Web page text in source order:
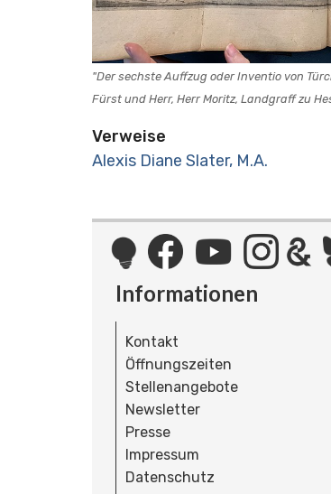
"Der sechste Auffzug oder Inventio von
Fürst und Herr, Herr Moritz, Landgraff zu
Verweise
Alexis Diane Slater, M.A.
Informationen
Kontakt
Öffnungszeiten
Stellenangebote
Newsletter
Presse
Impressum
Datenschutz